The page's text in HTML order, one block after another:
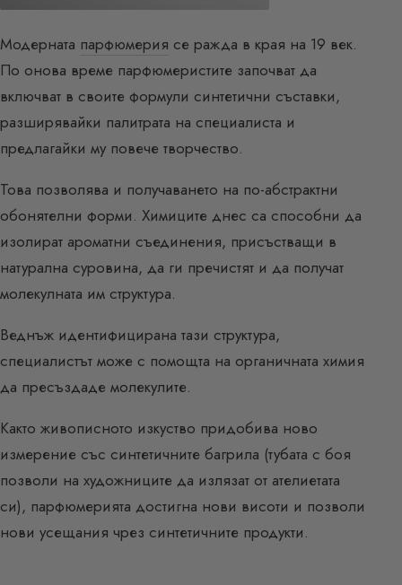
Модерната парфюмерия се ражда в края на 19 век.
По онова време парфюмеристите започват да
включват в своите формули синтетични съставки,
разширявайки палитрата на специалиста и
предлагайки му повече творчество.
Това позволява и получаването на по-абстрактни
обонятелни форми. Химиците днес са способни да
изолират ароматни съединения, присъстващи в
натурална суровина, да ги пречистят и да получат
молекулната им структура.
Веднъж идентифицирана тази структура,
специалистът може с помощта на органичната химия
да пресъздаде молекулите.
Както живописното изкуство придобива ново
измерение със синтетичните багрила (тубата с боя
позволи на художниците да излязат от ателиетата
си), парфюмерията достигна нови висоти и позволи
нови усещания чрез синтетичните продукти.